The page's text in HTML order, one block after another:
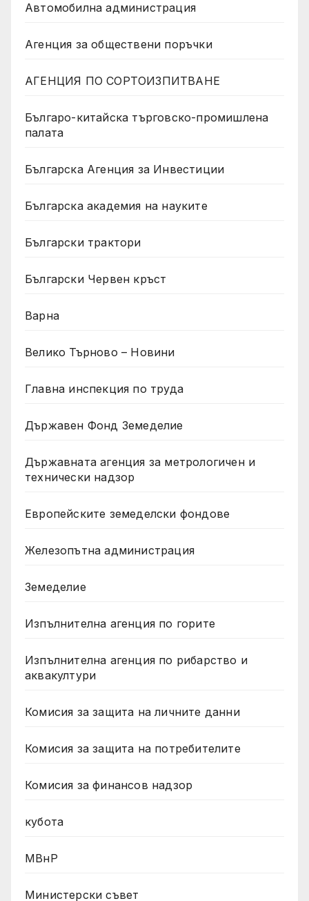
Автомобилна администрация
Агенция за обществени поръчки
АГЕНЦИЯ ПО СОРТОИЗПИТВАНЕ
Българо-китайска търговско-промишлена
палата
Българска Агенция за Инвестиции
Българска академия на науките
Български трактори
Български Червен кръст
Варна
Велико Търново – Новини
Главна инспекция по труда
Държавен Фонд Земеделие
Държавната агенция за метрологичен и
технически надзор
Европейските земеделски фондове
Железопътна администрация
Земеделие
Изпълнителна агенция по горите
Изпълнителна агенция по рибарство и
аквакултури
Комисия за защита на личните данни
Комисия за защита на потребителите
Комисия за финансов надзор
кубота
МВнР
Министерски съвет